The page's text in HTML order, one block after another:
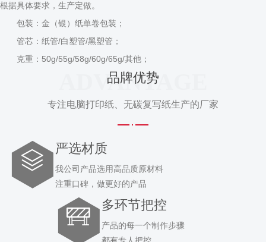
根据具体要求，生产定做。
包装：金（银）纸单卷包装；
管芯：纸管/白塑管/黑塑管；
克重：50g/55g/58g/60g/65g/其他；
ADVANTAGE
品牌优势
专注电脑打印纸、无碳复写纸生产的厂家
严选材质
我公司产品选用高品质原材料
注重口碑，做更好的产品
多环节把控
产品的每一个制作步骤